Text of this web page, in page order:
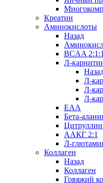
Креатин
Аминокислоты
Назад
BCAA 2:1:1
Л-
Л-
Л-
Л-
EAA
Бета-
ААКГ 2:1
Л-
Коллаген
Назад
Коллаген
Говяжий